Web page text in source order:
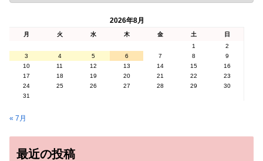
2026年8月
月 火 水 木 金 土
日
1
2
3
4 5 6 7 8
9
10
11 12 13 14 15
16
17
18 19 20 21 22
23
24
25 26 27 28 29
30
31
« 7月
最近の投稿